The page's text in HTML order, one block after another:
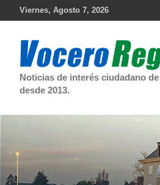
Viernes, Agosto 7, 2026
Noticias de interés ciudadano
desde 2013.